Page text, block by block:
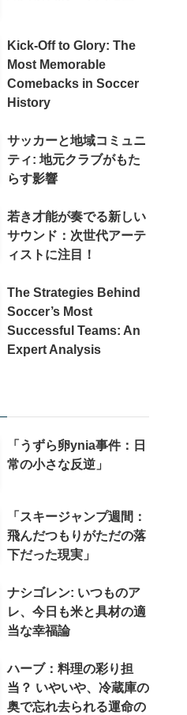
Kick-Off to Glory: The
Most Memorable
Comebacks in Soccer
History
サッカーと地域コミュニ
ティ: 地元クラブがもた
らす影響
若き才能が奏でる新しい
サウンド：次世代アーテ
ィストに注目！
The Strategies Behind
Soccer’s Most
Successful Teams: An
Expert Analysis
「うずら卵ynia事件：日
常の小さな反逆」
「スキージャンプ週間：
飛んだつもりがただの落
下だった現実」
ナシゴレン: いつものア
レ、今日も米と具材の適
当な幸福論
ハーブ：料理の彩り担
当？ いやいや、冷蔵庫の
奥で忘れ去られる運命の